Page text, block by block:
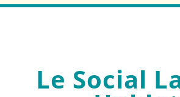
Le Social